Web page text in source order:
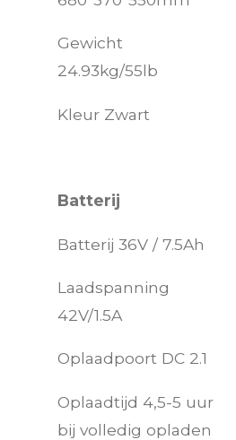
Gewicht
24.93kg/55lb
Kleur Zwart
Batterij
Batterij 36V / 7.5Ah
Laadspanning
42V/1.5A
Oplaadpoort DC 2.1
Oplaadtijd 4,5-5 uur
bij volledig opladen